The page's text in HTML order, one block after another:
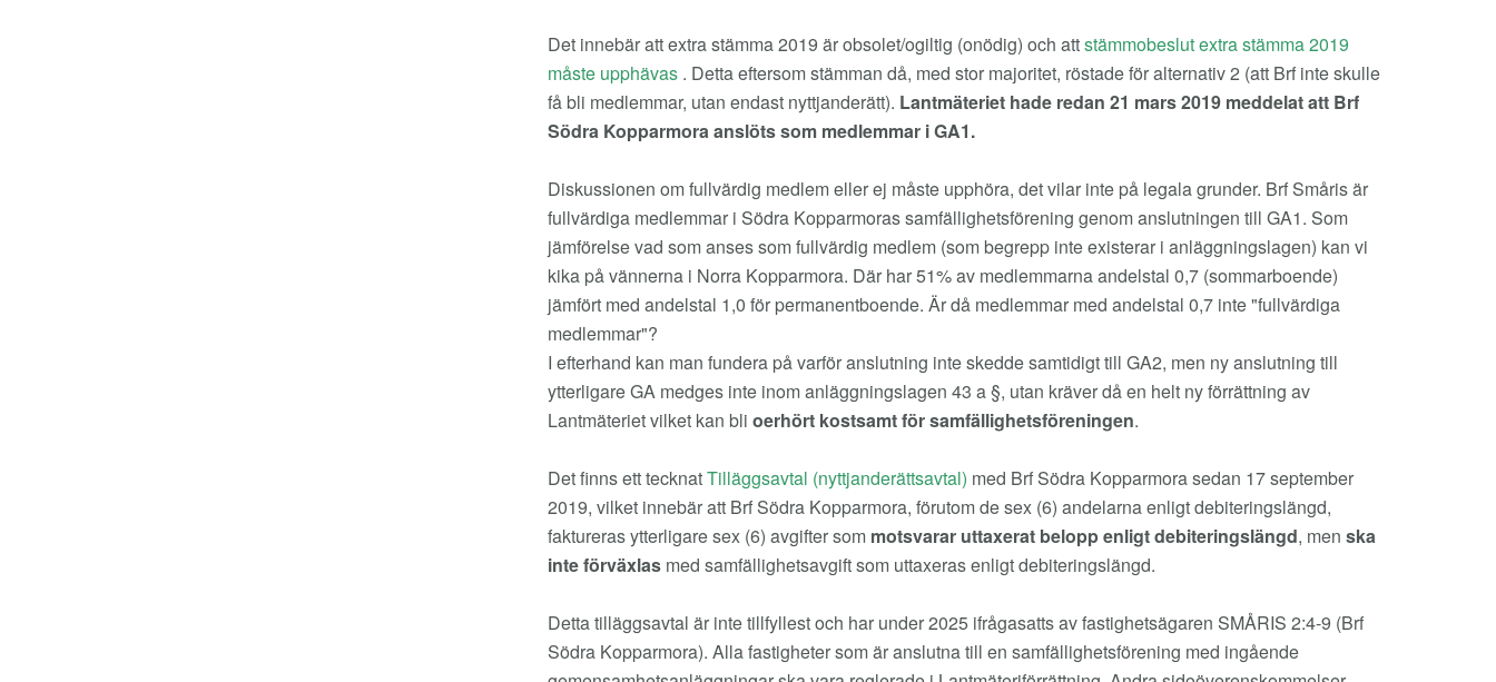
Det innebär att extra stämma 2019 är obsolet/ogiltig (onödig) och attstämmobeslut extra stämma 2019
måste upphävas . Detta eftersom stämman då, med stor majoritet, röstade för alternativ 2 (att Brf inte skulle
få bli medlemmar, utan endast nyttjanderätt). Lantmäteriet hade redan 21 mars 2019 meddelat att Brf
Södra Kopparmora anslöts som medlemmar i GA1.
Diskussionen om fullvärdig medlem eller ej måste upphöra, det vilar inte på legala grunder. Brf Småris är
fullvärdiga medlemmar i Södra Kopparmoras samfällighetsförening genom anslutningen till GA1. Som
jämförelse vad som anses som fullvärdig medlem (som begrepp inte existerar i anläggningslagen) kan vi
kika på vännerna i Norra Kopparmora. Där har 51% av medlemmarna andelstal 0,7 (sommarboende)
jämfört med andelstal 1,0 för permanentboende. Är då medlemmar med andelstal 0,7 inte "fullvärdiga
medlemmar"?
I efterhand kan man fundera på varför anslutning inte skedde samtidigt till GA2, men ny anslutning till
ytterligare GA medges inte inom anläggningslagen 43 a §, utan kräver då en helt ny förrättning av
Lantmäteriet vilket kan bli oerhört kostsamt för samfällighetsföreningen.
Det finns ett tecknatTilläggsavtal (nyttjanderättsavtal) med Brf Södra Kopparmora sedan 17 september
2019, vilket innebär att Brf Södra Kopparmora, förutom de sex (6) andelarna enligt debiteringslängd,
faktureras ytterligare sex (6) avgifter som motsvarar uttaxerat belopp enligt debiteringslängd, men ska
inte förväxlas med samfällighetsavgift som uttaxeras enligt debiteringslängd.
Detta tilläggsavtal är inte tillfyllest och har under 2025 ifrågasatts av fastighetsägaren SMÅRIS 2:4-9 (Brf
Södra Kopparmora). Alla fastigheter som är anslutna till en samfällighetsförening med ingående